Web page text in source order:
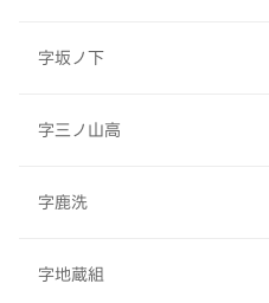
字坂ノ下
字三ノ山高
字鹿洗
字地蔵組